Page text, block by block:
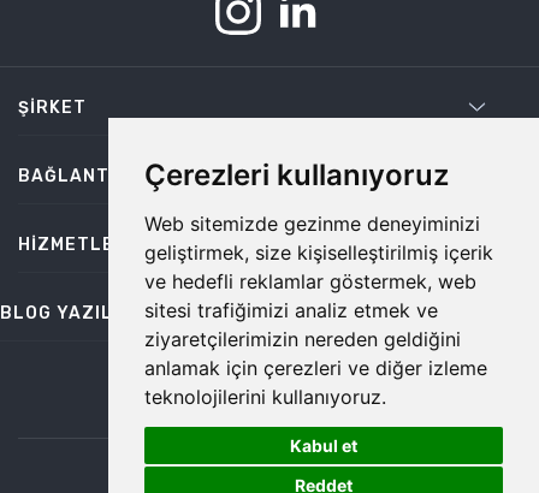
Çerezleri kullanıyoruz
Web sitemizde gezinme deneyiminizi
geliştirmek, size kişiselleştirilmiş içerik
ve hedefli reklamlar göstermek, web
sitesi trafiğimizi analiz etmek ve
ziyaretçilerimizin nereden geldiğini
anlamak için çerezleri ve diğer izleme
teknolojilerini kullanıyoruz.
Kabul et
Reddet
ŞIRKET
BAĞLANTILAR
HIZMETLER
BLOG YAZILARI
bilgi@temiz.co
©2026 Temiz, Her Hakkı Saklıdır.